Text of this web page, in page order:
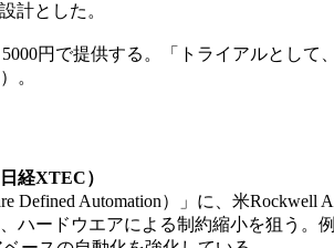
計とした。
円で提供する。「トライアルとして
）。
経XTEC）
Automation）」に、米
ードウエアによる制約縮小を狙う。